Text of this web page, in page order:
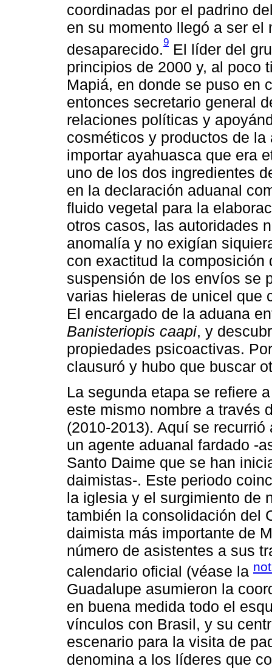
coordinadas por el padrino
en su momento llegó a ser
desaparecido.9 El líder del
principios de 2000 y, al poco
Mapiá, en donde se puso en
entonces secretario general
relaciones políticas y
cosméticos y productos de
importar ayahuasca que era
uno de los dos ingredientes
en la declaración aduanal
fluido vegetal para la
otros casos, las autoridades
anomalía y no exigían
con exactitud la
suspensión de los envíos se
varias hieleras de unicel que
El encargado de la aduana
Banisteriopis caapi, y
propiedades psicoactivas.
clausuró y hubo que buscar
La segunda etapa se refiere
este mismo nombre a través
(2010-2013). Aquí se
un agente aduanal fardado -
Santo Daime que se han
daimistas-. Este periodo
la iglesia y el surgimiento de
también la consolidación del
daimista más importante de
número de asistentes a sus
calendario oficial (véase la
Guadalupe asumieron la
en buena medida todo el
vínculos con Brasil, y su
escenario para la visita de
denomina a los líderes que